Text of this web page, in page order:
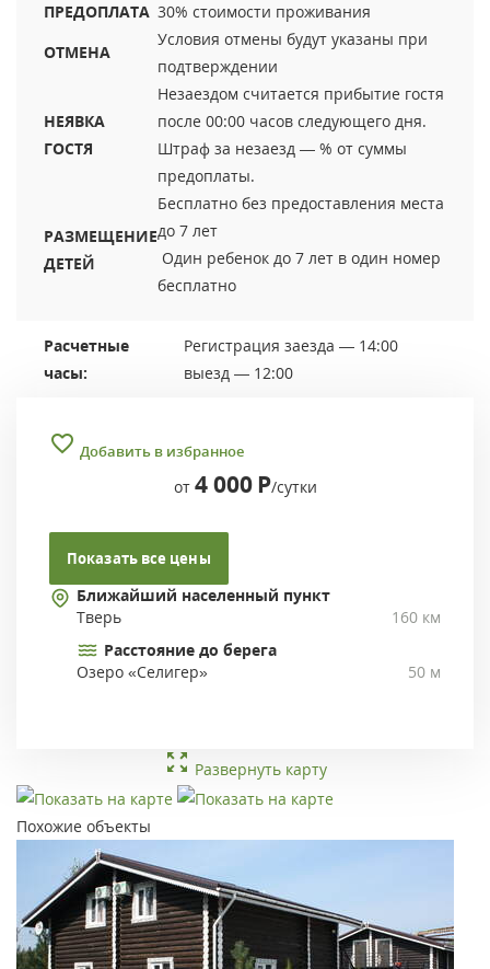
ПРЕДОПЛАТА 30% стоимости проживания
ОТМЕНА
Условия отмены будут указаны при
подтверждении
НЕЯВКА
ГОСТЯ
Незаездом считается прибытие гостя
после 00:00 часов следующего дня.
Штраф за незаезд — % от суммы
предоплаты.
РАЗМЕЩЕНИЕ
ДЕТЕЙ
Бесплатно без предоставления места
до 7 лет
Один ребенок до 7 лет в один номер
бесплатно
Расчетные
часы:
Регистрация заезда — 14:00
выезд — 12:00
Добавить в избранное
от 4 000 Р/сутки
Показать все цены
Ближайший населенный пункт
Тверь
160 км
Расстояние до берега
Озеро «Селигер»
50 м
Развернуть карту
Похожие объекты